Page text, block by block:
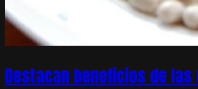
Destacan beneficios de